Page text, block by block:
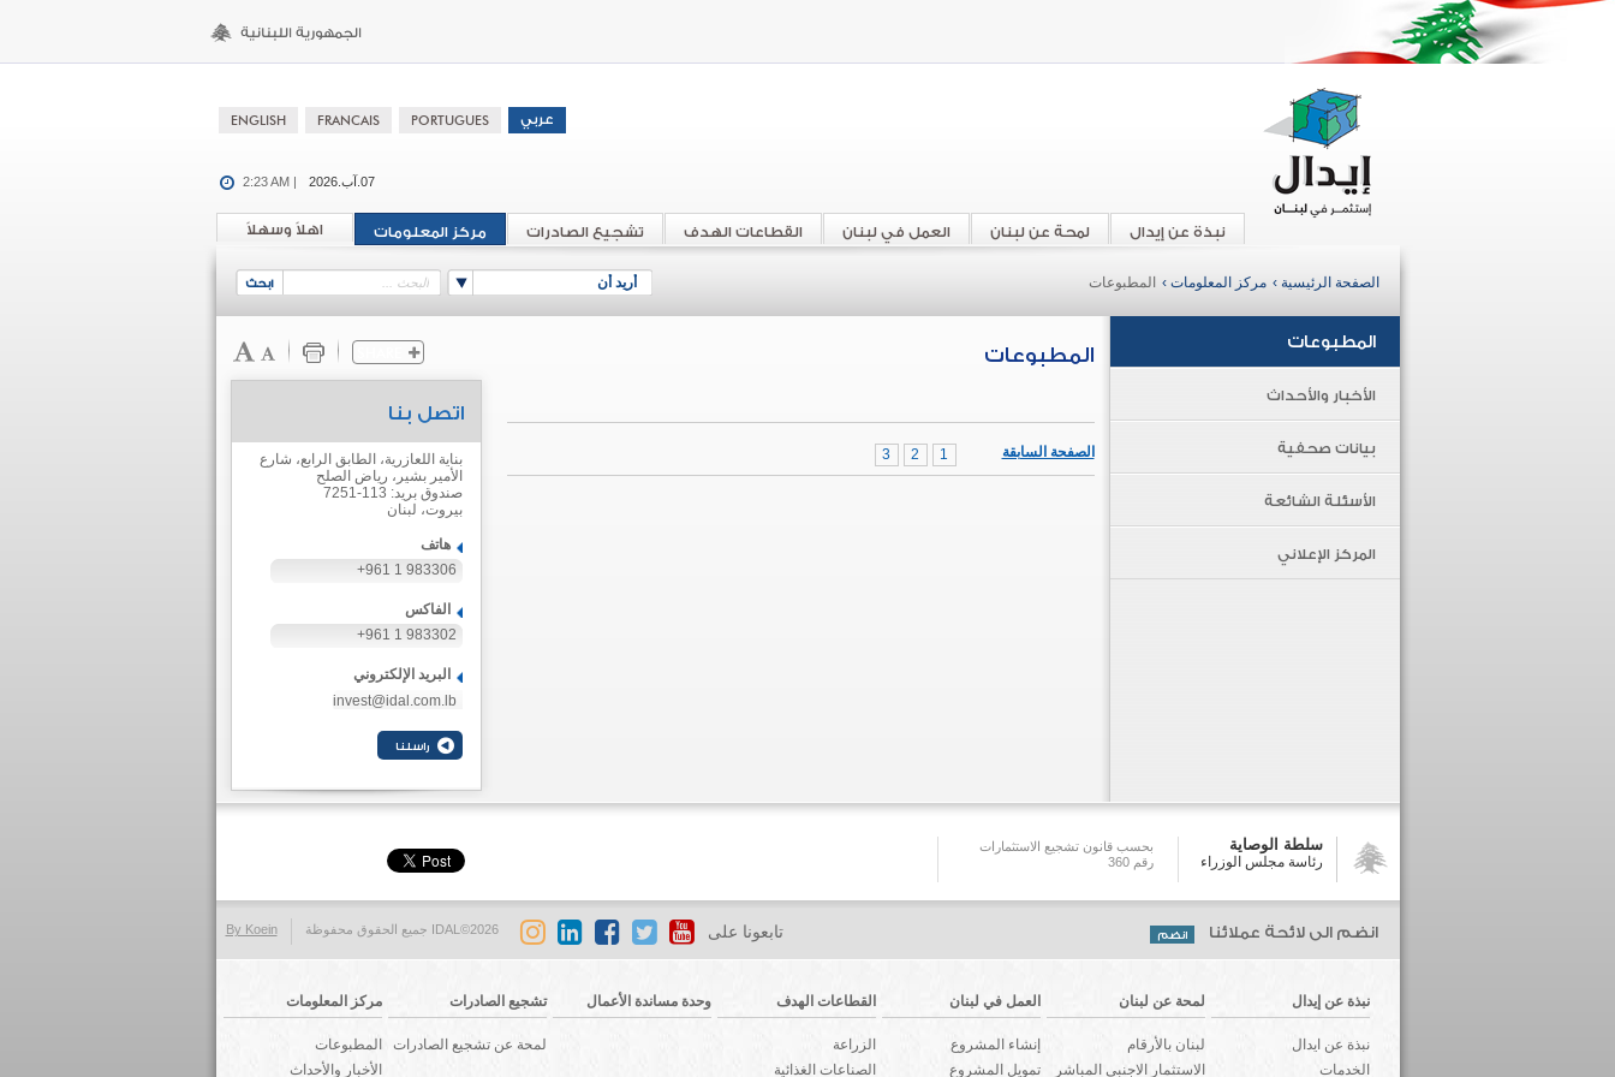
07.آب.2026 2:23 AM |
اهلاً وسهلاً مركز المعلومات تشجيع الصادرات القطاعات الهدف العمل في لبنان لمحة عن لبنان نبذة عن إيدال
أريد أن الصفحة الرئيسية › مركز المعلومات › المطبوعات
المطبوعات
الأخبار والأحداث
بيانات صحفية
الأسئلة الشائعة
المركز الإعلاني
المطبوعات
1
2
3 الصفحة السابقة
اتصل بنا
بناية اللعازرية، الطابق الرابع، شارع
الأمير بشير، رياض الصلح
صندوق بريد: 113-7251
بيروت، لبنان
هاتف
+961 1 983306
الفاكس
+961 1 983302
البريد الإلكتروني
invest@idal.com.lb
سلطة الوصاية
رئاسة مجلس الوزراء
بحسب قانون تشجيع الاستثمارات
رقم 360
By Koein IDAL©2026 جميع الحقوق محفوظة انضم الى لائحة عملائنا تابعونا على
نبذة عن إيدال
نبذة عن ايدال
الخدمات
لمحة عن لبنان
لبنان بالأرقام
الاستثمار الاجنبي المباشر
العمل في لبنان
إنشاء المشروع
تمويل المشروع
القطاعات الهدف
الزراعة
الصناعات الغذائية
وحدة مساندة الأعمال تشجيع الصادرات
لمحة عن تشجيع الصادرات
مركز المعلومات
المطبوعات
الأخبار والأحداث